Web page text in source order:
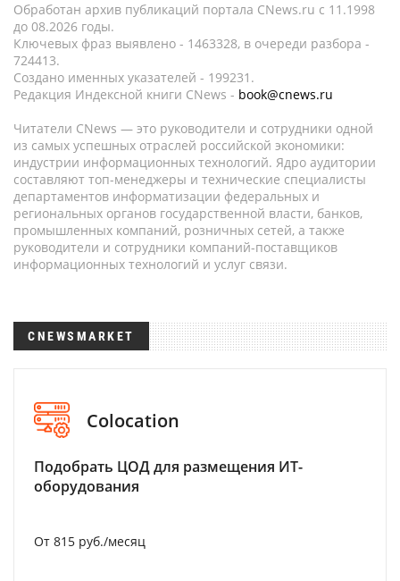
Обработан архив публикаций портала CNews.ru c 11.1998
до 08.2026 годы.
Ключевых фраз выявлено - 1463328, в очереди разбора -
724413.
Создано именных указателей - 199231.
Редакция Индексной книги CNews - book@cnews.ru
Читатели CNews — это руководители и сотрудники одной
из самых успешных отраслей российской экономики:
индустрии информационных технологий. Ядро аудитории
составляют топ-менеджеры и технические специалисты
департаментов информатизации федеральных и
региональных органов государственной власти, банков,
промышленных компаний, розничных сетей, а также
руководители и сотрудники компаний-поставщиков
информационных технологий и услуг связи.
CNEWSMARKET
Colocation
Подобрать ЦОД для размещения ИТ-
оборудования
От 815 руб./месяц